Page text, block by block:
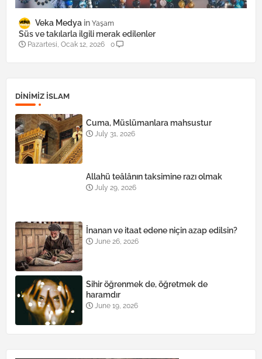
Veka Medya Yaşam
Süs ve takılarla ilgili merak edilenler
Pazartesi, Ocak 12, 2026 0
DINIMIZ ISLAM
Cuma, Müslümanlara mahsustur
July 31, 2026
Allahü teâlânın taksimine razı olmak
July 29, 2026
İnanan ve itaat edene niçin azap edilsin?
June 26, 2026
Sihir öğrenmek de, öğretmek de
haramdır
June 19, 2026